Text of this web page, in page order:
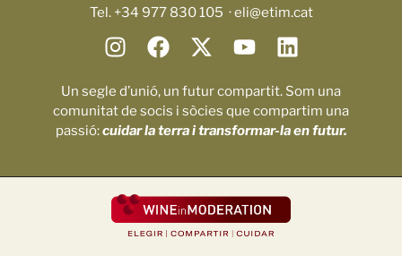
Tel. +34 977 830 105 · eli@etim.cat
Un segle d’unió, un futur compartit. Som una
comunitat de socis i sòcies que compartim una
passió:cuidar la terra i transformar-la en futur.